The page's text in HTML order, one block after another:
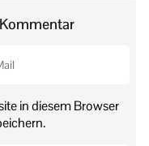
in diesem Browser